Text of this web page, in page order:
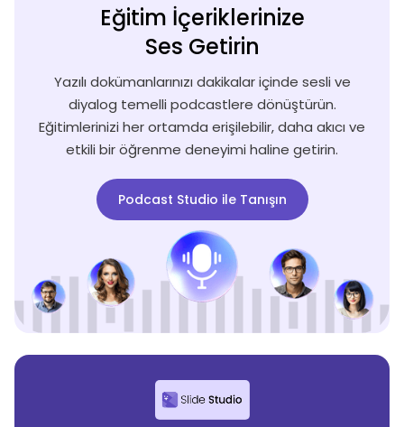
Eğitim İçeriklerinize
Ses Getirin
Yazılı dokümanlarınızı dakikalar içinde sesli ve
diyalog temelli podcastlere dönüştürün.
Eğitimlerinizi her ortamda erişilebilir, daha akıcı ve
etkili bir öğrenme deneyimi haline getirin.
Podcast Studio ile Tanışın